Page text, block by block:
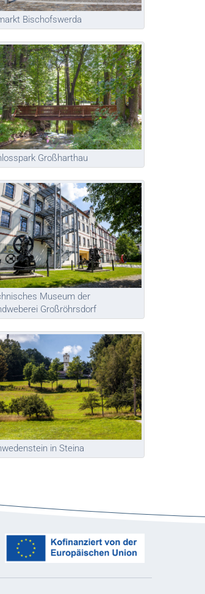
Bischofswerda
Großharthau
Museum der
Großröhrsdorf
in Steina